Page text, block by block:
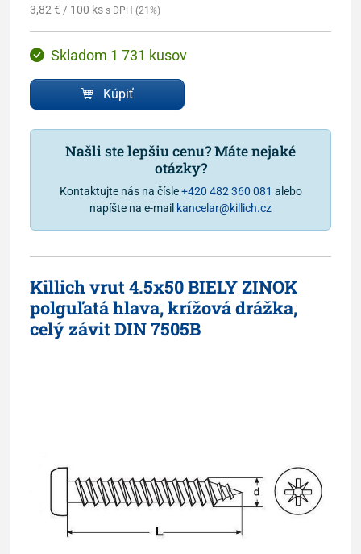
3,82 € / 100 ks s DPH (21%)
Skladom 1 731 kusov
Kúpiť
Našli ste lepšiu cenu? Máte nejaké
otázky?
Kontaktujte nás na čísle+420 482 360 081 alebo
napíšte na e-mail kancelar@killich.cz
Killich vrut 4.5x50 BIELY ZINOK
polguľatá hlava, krížová drážka,
celý závit DIN 7505B